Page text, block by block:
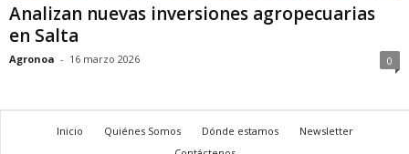
Analizan nuevas inversiones agropecuarias
en Salta
Agronoa - 16 marzo 2026 0
Inicio Quiénes Somos Dónde estamos
Newsletter